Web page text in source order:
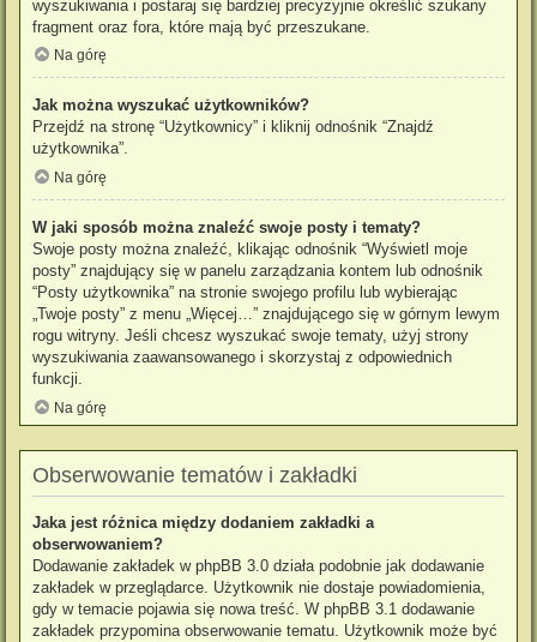
wyszukiwania i postaraj się bardziej precyzyjnie określić szukany
fragment oraz fora, które mają być przeszukane.
Na górę
Jak można wyszukać użytkowników?
Przejdź na stronę “Użytkownicy” i kliknij odnośnik “Znajdź
użytkownika”.
Na górę
W jaki sposób można znaleźć swoje posty i tematy?
Swoje posty można znaleźć, klikając odnośnik “Wyświetl moje
posty” znajdujący się w panelu zarządzania kontem lub odnośnik
“Posty użytkownika” na stronie swojego profilu lub wybierając
„Twoje posty” z menu „Więcej…” znajdującego się w górnym lewym
rogu witryny. Jeśli chcesz wyszukać swoje tematy, użyj strony
wyszukiwania zaawansowanego i skorzystaj z odpowiednich
funkcji.
Na górę
Obserwowanie tematów i zakładki
Jaka jest różnica między dodaniem zakładki a
obserwowaniem?
Dodawanie zakładek w phpBB 3.0 działa podobnie jak dodawanie
zakładek w przeglądarce. Użytkownik nie dostaje powiadomienia,
gdy w temacie pojawia się nowa treść. W phpBB 3.1 dodawanie
zakładek przypomina obserwowanie tematu. Użytkownik może być